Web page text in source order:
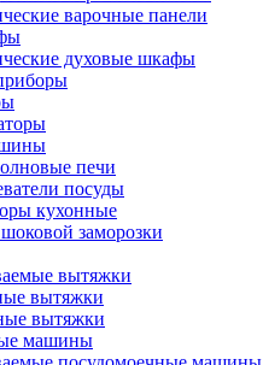
варочные панели
духовые шкафы
печи
посуды
кухонные
заморозки
вытяжки
вытяжки
вытяжки
машины